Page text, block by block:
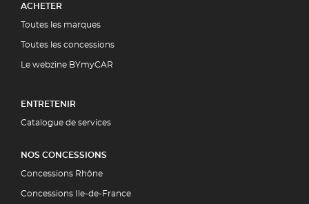
ACHETER
Toutes les marques
Toutes les concessions
Le webzine BYmyCAR
ENTRETENIR
Catalogue de services
NOS CONCESSIONS
Concessions Rhône
Concessions Ile-de-France